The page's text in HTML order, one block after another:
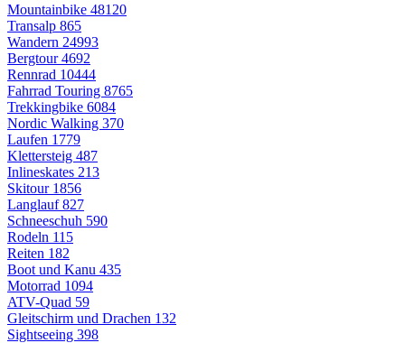
Mountainbike 48120
Transalp 865
Wandern 24993
Bergtour4692
Rennrad 10444
Fahrrad Touring 8765
Trekkingbike 6084
Nordic Walking 370
Laufen 1779
Klettersteig 487
Inlineskates 213
Skitour 1856
Langlauf827
Schneeschuh 590
Rodeln 115
Reiten 182
Boot und Kanu 435
Motorrad 1094
ATV-Quad 59
Gleitschirm und Drachen 132
Sightseeing 398